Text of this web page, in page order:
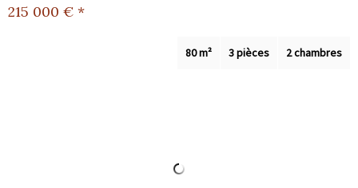
Gestion
215 000 € *
2 chambres
3 pièces
80 m²